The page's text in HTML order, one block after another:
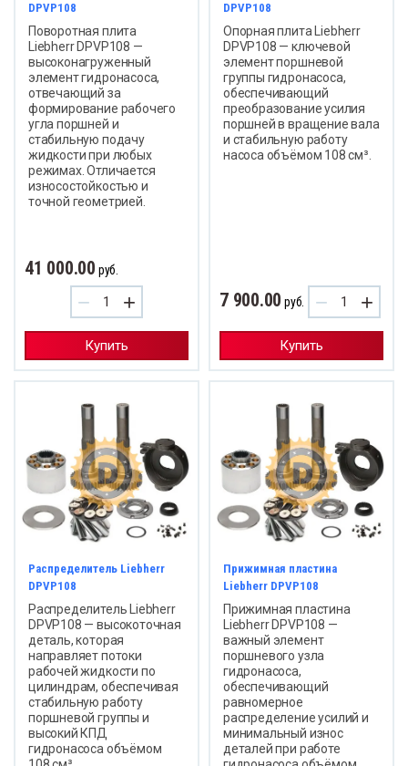
DPVP108
Поворотная плита
Liebherr DPVP108 —
высоконагруженный
элемент гидронасоса,
отвечающий за
формирование рабочего
угла поршней и
стабильную подачу
жидкости при любых
режимах. Отличается
износостойкостью и
точной геометрией.
41 000.00 руб.
− +
Купить
DPVP108
Опорная плита Liebherr
DPVP108 — ключевой
элемент поршневой
группы гидронасоса,
обеспечивающий
преобразование усилия
поршней в вращение вала
и стабильную работу
насоса объёмом 108 см³.
7 900.00 руб. − +
Купить
Распределитель Liebherr
DPVP108
Распределитель Liebherr
DPVP108 — высокоточная
деталь, которая
направляет потоки
рабочей жидкости по
цилиндрам, обеспечивая
стабильную работу
поршневой группы и
высокий КПД
гидронасоса объёмом
Прижимная пластина
Liebherr DPVP108
Прижимная пластина
Liebherr DPVP108 —
важный элемент
поршневого узла
гидронасоса,
обеспечивающий
равномерное
распределение усилий и
минимальный износ
деталей при работе